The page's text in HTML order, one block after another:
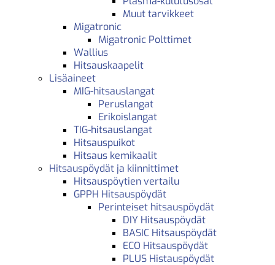
Muut tarvikkeet
Migatronic
Migatronic Polttimet
Wallius
Hitsauskaapelit
Lisäaineet
MIG-hitsauslangat
Peruslangat
Erikoislangat
TIG-hitsauslangat
Hitsauspuikot
Hitsaus kemikaalit
Hitsauspöydät ja kiinnittimet
Hitsauspöytien vertailu
GPPH Hitsauspöydät
Perinteiset hitsauspöydät
DIY Hitsauspöydät
BASIC Hitsauspöydät
ECO Hitsauspöydät
PLUS Histauspöydät